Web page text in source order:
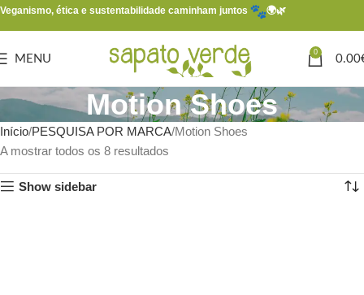
Veganismo, ética e sustentabilidade caminham juntos 🌍🌿
MENU
0
0.00
Motion Shoes
Início PESQUISA POR MARCA Motion Shoes
A mostrar todos os 8 resultados
Show sidebar